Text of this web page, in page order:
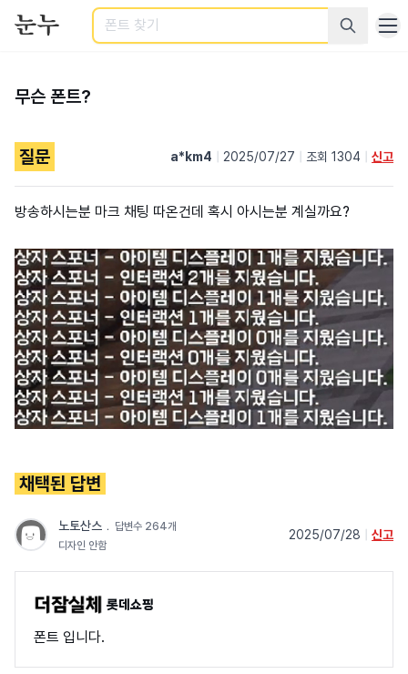
검색
무슨 폰트?
질문 a*km4 2025/07/27 조회 1304 신고
방송하시는분 마크 채팅 따온건데 혹시 아시는분 계실까요?
채택된 답변
노토산스 ﹒ 답변수 264개
디자인 안함
2025/07/28 신고
롯데쇼핑
폰트 입니다.